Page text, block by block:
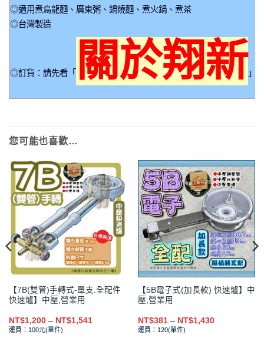
◎適用煮烏龍麵、廣東粥、鍋燒麵、煮火鍋、煮茶
◎台灣製造
◎訂貨：請先看「 關於翔新 」
您可能也喜歡…
【7B(雙管)手轉式-單支.全配件
快速爐】中壓,營業用
NT$1,200 – NT$1,541價
運費：100元(單件)
【5B電子式(加長款) 快速爐】中
壓,營業用
NT$381 – NT$1,430價
運費：120(單件)